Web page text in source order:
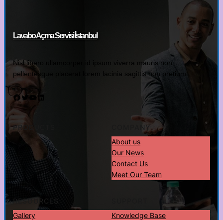
Lavabo Açma Servisi İstanbul
Nisl libero ullamcorper id ipsum viverra mauris non
pellentesque placerat lorem lacinia sagittis non pretium.
Facebook Twitter YouTube LinkedIn
PRODUCTS
COMPANY
About us
Our News
Contact Us
Meet Our Team
RESOURCES
Gallery
Knowledge Base